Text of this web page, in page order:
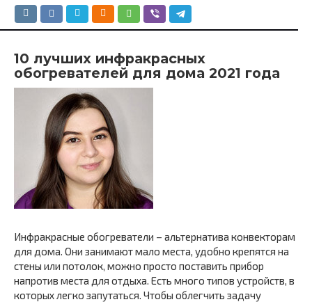
10 лучших инфракрасных
обогревателей для дома 2021 года
Инфракрасные обогреватели – альтернатива конвекторам
для дома. Они занимают мало места, удобно крепятся на
стены или потолок, можно просто поставить прибор
напротив места для отдыха. Есть много типов устройств, в
которых легко запутаться. Чтобы облегчить задачу